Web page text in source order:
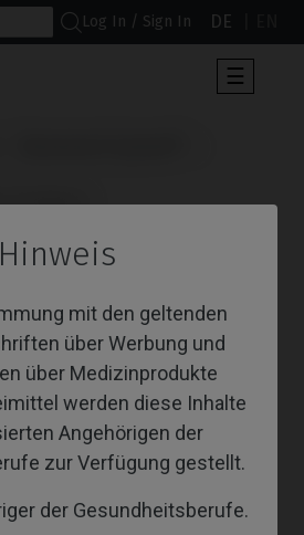
Hinweis
mit den geltenden
über Werbung und
über Medizinprodukte
werden diese Inhalte
Angehörigen der
zur Verfügung gestellt.
der Gesundheitsberufe.
Log In / Sign In DE
der
☰